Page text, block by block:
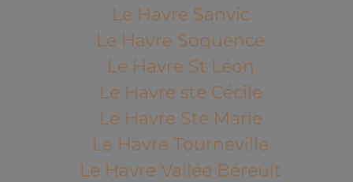
Le Havre Sanvic
Le Havre Soquence
Le Havre St Léon
Le Havre ste Cécile
Le Havre Ste Marie
Le Havre Tourneville
Le Havre Vallée Béreult